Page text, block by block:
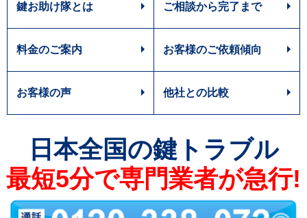
鍵お助け隊とは ご相談から完了まで
料金のご案内 お客様のご依頼傾向
お客様の声 他社との比較
日本全国の鍵トラブル
最短5分で専門業者が急行!